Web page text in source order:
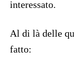
interessato.
Al di là delle
fatto: